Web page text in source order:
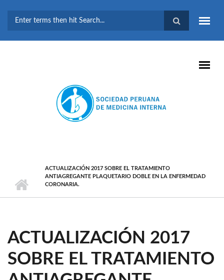
BÚSQUEDA
ACTUALIZACIÓN 2017 SOBRE EL TRATAMIENTO
ANTIAGREGANTE PLAQUETARIO DOBLE EN LA ENFERMEDAD
CORONARIA.
ACTUALIZACIÓN 2017
SOBRE EL TRATAMIENTO